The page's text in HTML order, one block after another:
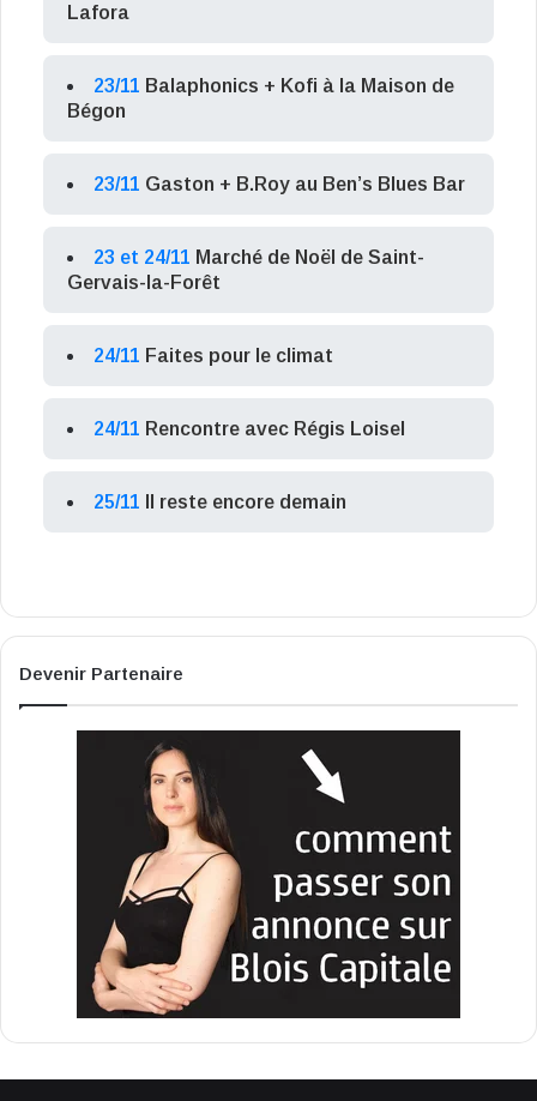
Lafora
23/11 Balaphonics + Kofi à la Maison de
Bégon
23/11 Gaston + B.Roy au Ben’s Blues Bar
23 et 24/11 Marché de Noël de Saint-
Gervais-la-Forêt
24/11 Faites pour le climat
24/11 Rencontre avec Régis Loisel
25/11 Il reste encore demain
Devenir Partenaire